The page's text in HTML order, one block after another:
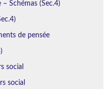
Schémas (Sec.4)
de pensée
social
social